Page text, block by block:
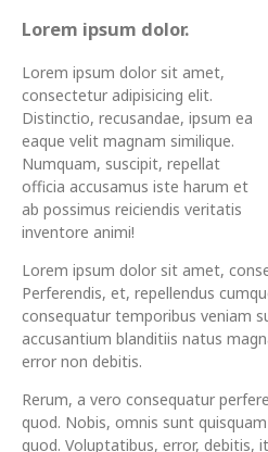
Lorem ipsum dolor.
Lorem ipsum dolor sit amet,
consectetur adipisicing elit.
Distinctio, recusandae, ipsum ea
eaque velit magnam similique.
Numquam, suscipit, repellat
officia accusamus iste harum et
ab possimus reiciendis veritatis
inventore animi!
Lorem ipsum dolor sit amet,
Perferendis, et, repellendus
consequatur temporibus veniam
accusantium blanditiis natus
error non debitis.
Rerum, a vero consequatur
quod. Nobis, omnis sunt
quod. Voluptatibus, error, debitis,